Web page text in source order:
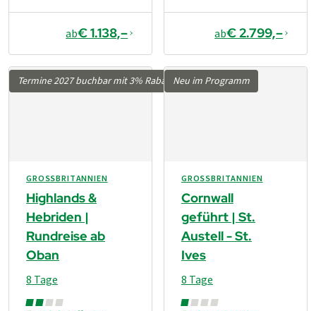
ab€ 1.138,– ab€ 2.799,–
Termine 2027 buchbar mit 3% Rabatt
GROSSBRITANNIEN
Highlands &
Hebriden |
Rundreise ab
Oban
8 Tage
Neu im Programm
GROSSBRITANNIEN
Cornwall
geführt | St.
Austell - St.
Ives
8 Tage